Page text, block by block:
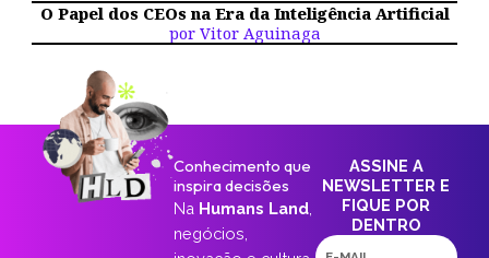
O Papel dos CEOs na Era da Inteligência Artificial
por Vitor Aguinaga
Conhecimento que
inspira decisões
Na Humans Land
negócios,
ASSINE A
NEWSLETTER E
FIQUE POR
DENTRO
E-